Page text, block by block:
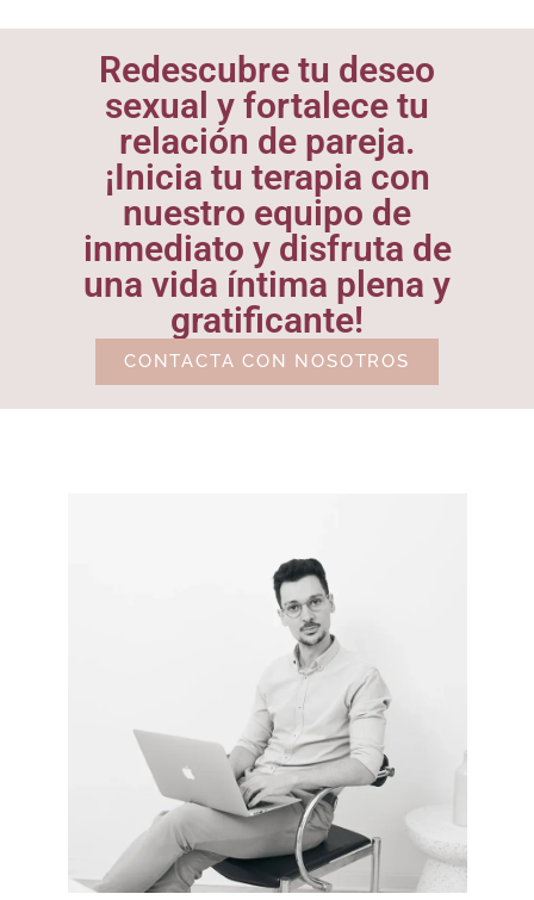
Redescubre tu deseo
sexual y fortalece tu
relación de pareja.
¡Inicia tu terapia con
nuestro equipo de
inmediato y disfruta de
una vida íntima plena y
gratificante!
CONTACTA CON NOSOTROS